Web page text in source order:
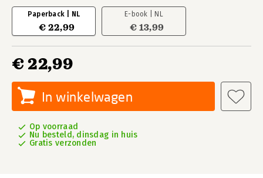
Paperback | NL
€ 22,99
E-book | NL
€ 13,99
€ 22,99
In winkelwagen
Op voorraad
Nu besteld, dinsdag in huis
Gratis verzonden